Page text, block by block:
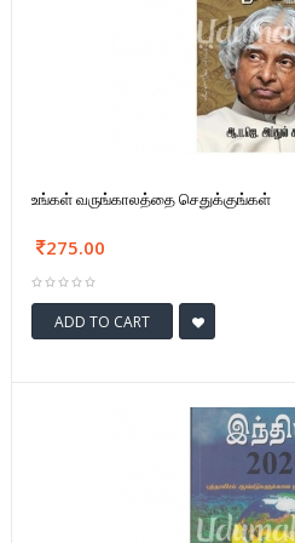
உங்கள் வருங்காலத்தை செதுக்குங்கள்
275.00
ADD TO CART